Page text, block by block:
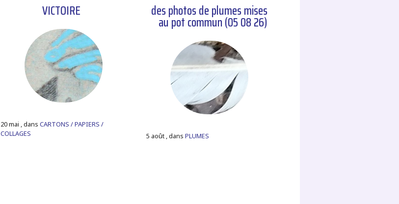
VICTOIRE
20 mai , dansCARTONS / PAPIERS /
COLLAGES
des photos de plumes mises
au pot commun (05 08 26)
5 août , dans PLUMES